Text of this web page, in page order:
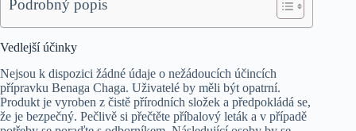
Podrobný popis
Vedlejší účinky
Nejsou k dispozici žádné údaje o nežádoucích účincích
přípravku Benaga Chaga. Uživatelé by měli být opatrní.
Produkt je vyroben z čistě přírodních složek a předpokládá se,
že je bezpečný. Pečlivě si přečtěte příbalový leták a v případě